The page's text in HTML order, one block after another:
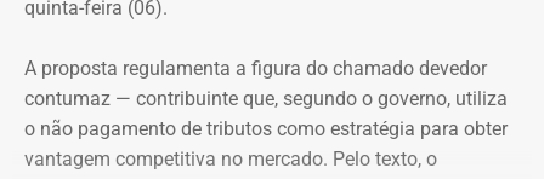
Quando a comparação é feita em valores corrigidos pela
inflação, a diferença chega a 30,1%.
quinta-feira (06).
A proposta regulamenta a figura do chamado devedor
contumaz — contribuinte que, segundo o governo, utiliza
o não pagamento de tributos como estratégia para obter
vantagem competitiva no mercado. Pelo texto, o